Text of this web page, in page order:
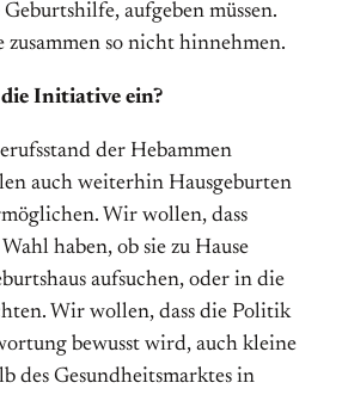
aufgeben müssen.
zusammen so nicht hinnehmen.
Initiative ein?
der Hebammen
auch weiterhin Hausgeburten
Wir wollen, dass
haben, ob sie zu Hause
aufsuchen, oder in die
Wir wollen, dass die Politik
bewusst wird, auch kleine
des Gesundheitsmarktes in